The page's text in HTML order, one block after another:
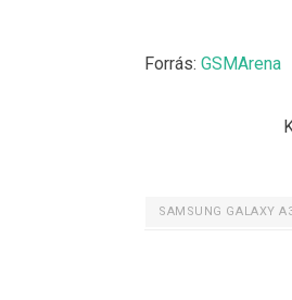
Forrás: GSMArena
SAMSUNG GALAXY